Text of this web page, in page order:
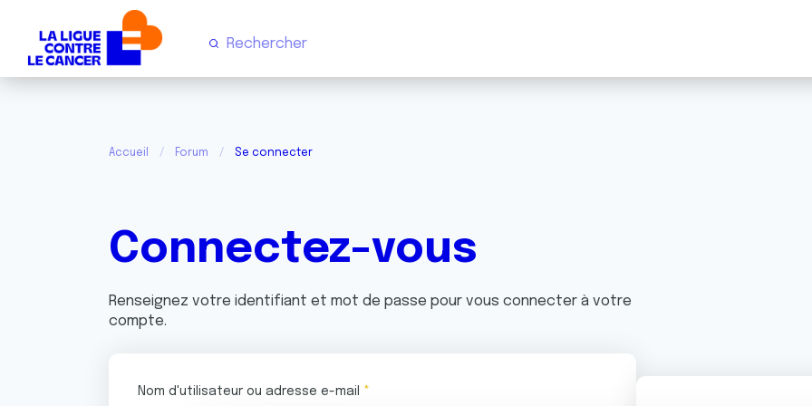
Accueil Forum Se connecter
Connectez-vous
Renseignez votre identifiant et mot de passe pour vous connecter à votre
compte.
Nom d'utilisateur ou adresse e-mail